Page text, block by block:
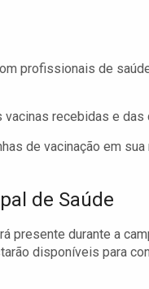
profissionais de
vacinas recebidas e
de vacinação em
de Saúde
presente durante a
disponíveis para